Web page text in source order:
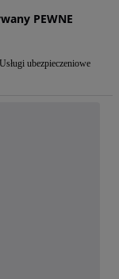
PEWNE
Usługi ubezpieczeniowe